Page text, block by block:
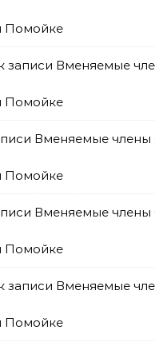
Помойке
записи Вменяемые
Помойке
Вменяемые члены
Помойке
Вменяемые члены
Помойке
записи Вменяемые
Помойке